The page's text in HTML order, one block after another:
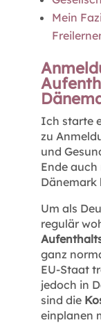
Mein
Ich starte
zu
und
Ende
Dänemark
Um als
regulär
ganz
EU-Staat
jedoch in
sind die
einplanen